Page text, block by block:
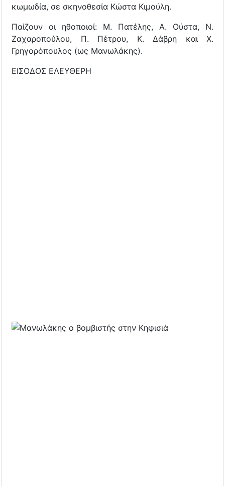
κωμωδία, σε σκηνοθεσία Κώστα Κιμούλη.
Παίζουν οι ηθοποιοί: Μ. Πατέλης, Α. Ούστα, Ν.
Ζαχαροπούλου, Π. Πέτρου, Κ. Δάβρη και Χ.
Γρηγορόπουλος (ως Μανωλάκης).
ΕΙΣΟΔΟΣ ΕΛΕΥΘΕΡΗ